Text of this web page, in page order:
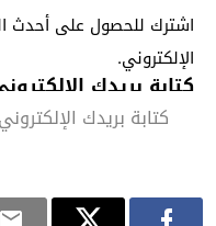
اشترك للحصول على أحدث
الإلكتروني.
كتابة بريدك